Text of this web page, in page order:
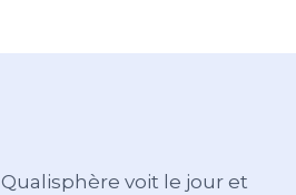
Qualisphère voit le jour et